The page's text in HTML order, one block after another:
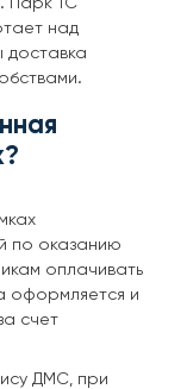
над
доставка
по оказанию
оплачивать
оформляется и
счет
ДМС, при